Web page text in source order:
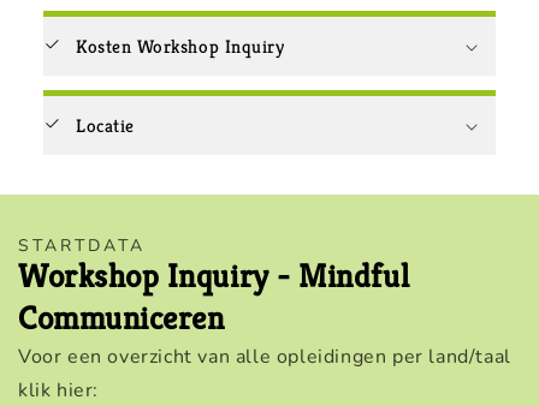
Kosten Workshop Inquiry
Locatie
STARTDATA
Workshop Inquiry - Mindful
Communiceren
Voor een overzicht van alle opleidingen per land/taal
klik hier: